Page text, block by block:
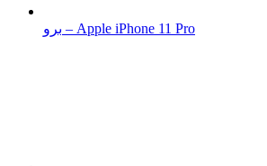
برو – Apple iPhone 11 Pro